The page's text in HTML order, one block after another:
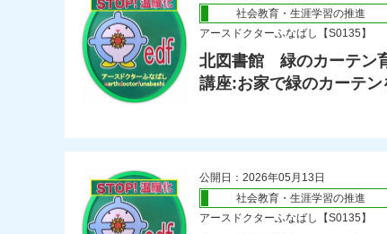
社会教育・生涯学習の推進
アースドクターふなばし【S0135】
北図書館 緑のカーテン
講座:お家で緑のカーテン
公開日：2026年05月13日
社会教育・生涯学習の推進
アースドクターふなばし【S0135】